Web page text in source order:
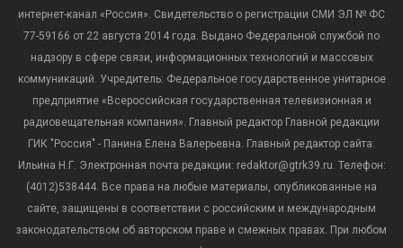
интернет-канал «Россия». Свидетельство о регистрации СМИ ЭЛ № ФС
77-59166 от 22 августа 2014 года. Выдано Федеральной службой по
надзору в сфере связи, информационных технологий и массовых
коммуникаций. Учредитель: Федеральное государственное унитарное
предприятие «Всероссийская государственная телевизионная и
радиовещательная компания». Главный редактор Главной редакции
ГИК "Россия" - Панина Елена Валерьевна. Главный редактор сайта:
Ильина Н.Г. Электронная почта редакции: redaktor@gtrk39.ru. Телефон:
(4012)538444. Все права на любые материалы, опубликованные на
сайте, защищены в соответствии с российским и международным
законодательством об авторском праве и смежных правах. При любом